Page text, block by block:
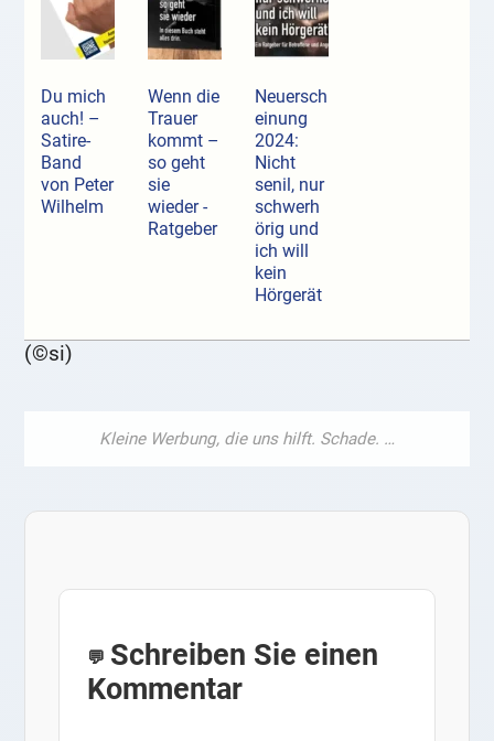
Du mich
auch! –
Satire-
Band
von Peter
Wilhelm
Wenn die
Trauer
kommt –
so geht
sie
wieder -
Ratgeber
Neuersch
einung
2024:
Nicht
senil, nur
schwerh
örig und
ich will
kein
Hörgerät
(©si)
Schreiben Sie einen
Kommentar